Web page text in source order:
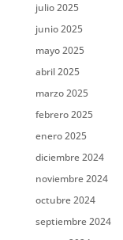
julio 2025
junio 2025
mayo 2025
abril 2025
marzo 2025
febrero 2025
enero 2025
diciembre 2024
noviembre 2024
octubre 2024
septiembre 2024